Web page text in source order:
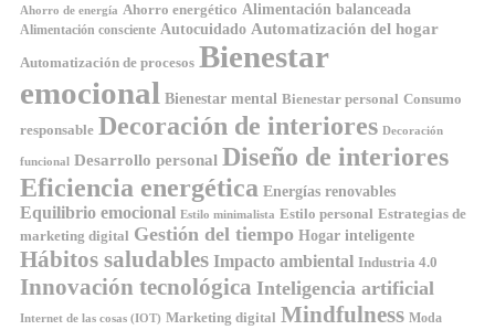
Ahorro de energía Ahorro energético Alimentación balanceada
Alimentación consciente Autocuidado Automatización del hogar
Automatización de procesos Bienestar
emocional Bienestar mental Bienestar personal Consumo
responsable Decoración de interiores Decoración
funcional Desarrollo personal Diseño de interiores
Eficiencia energética Energías renovables
Equilibrio emocional Estilo minimalista Estilo personal Estrategias de
marketing digital Gestión del tiempo Hogar inteligente
Hábitos saludables Impacto ambiental Industria 4.0
Innovación tecnológica Inteligencia artificial
Internet de las cosas (IOT) Marketing digital Mindfulness Moda